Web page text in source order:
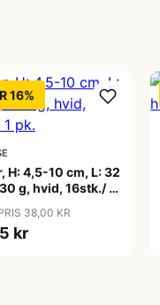
16%
H: 4,5-10 cm, L: 32
g, hvid, 16stk./ 1
38,00 KR
kr